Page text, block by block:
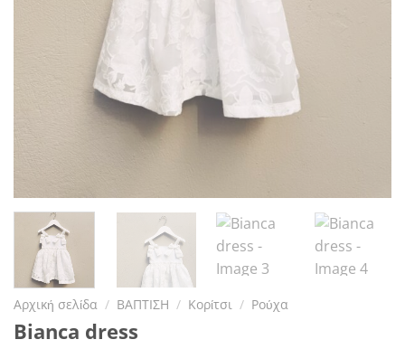
Αρχική σελίδα / ΒΑΠΤΙΣΗ / Κορίτσι / Ρούχα
Bianca dress